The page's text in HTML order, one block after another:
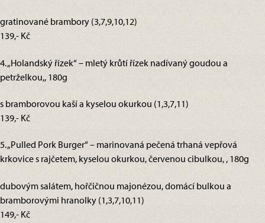
gratinované brambory (3,7,9,10,12)
139,- Kč
4. „Holandský řízek“ – mletý krůtí řízek nadívaný goudou a
petrželkou,, 180g
s bramborovou kaší a kyselou okurkou (1,3,7,11)
139,- Kč
5. „Pulled Pork Burger“ – marinovaná pečená trhaná vepřová
krkovice s rajčetem, kyselou okurkou, červenou cibulkou, , 180g
dubovým salátem, hořčičnou majonézou, domácí bulkou a
bramborovými hranolky (1,3,7,10,11)
149,- Kč